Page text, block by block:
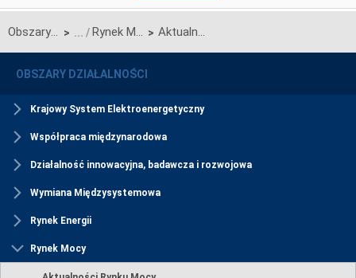
Obszary działalności > Rynek Mocy > Aktualności Rynku Mocy
OBSZARY DZIAŁALNOŚCI
Krajowy System Elektroenergetyczny
Współpraca międzynarodowa
Działalność innowacyjna, badawcza i rozwojowa
Wymiana Międzysystemowa
Rynek Energii
Rynek Mocy